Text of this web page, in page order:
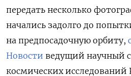
передать несколько
начались задолго до
на предпосадочную орбиту,
Новости ведущий научный
космических